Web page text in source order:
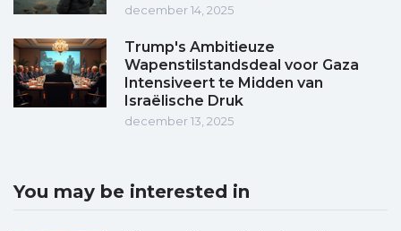
december 14, 2025
Trump's Ambitieuze
Wapenstilstandsdeal voor Gaza
Intensiveert te Midden van
Israëlische Druk
december 13, 2025
You may be interested in